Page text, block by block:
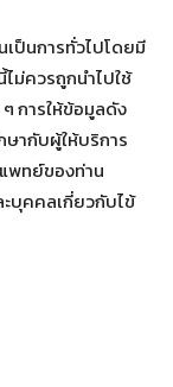
ป็นการทั่วไปโดยมี
ม่ควรถูกนำไปใช้
การให้ข้อมูลดัง
ากับผู้ให้บริการ
พทย์ของท่าน
บุคคลเกี่ยวกับไข้